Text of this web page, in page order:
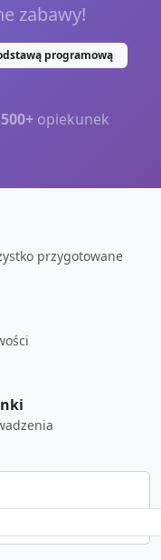
zabawy!
programową
opiekunek
przygotowane